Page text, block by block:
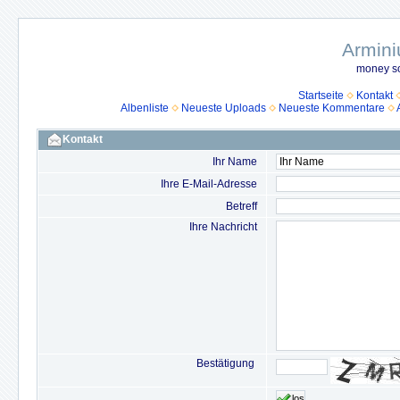
money
Startseite
Kontakt
Albenliste
Neueste Uploads Neueste Kommentare
Kontakt
Ihr Name
Ihre E-Mail-Adresse
Betreff
Ihre Nachricht
Bestätigung